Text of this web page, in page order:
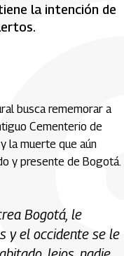
la intención de
busca rememorar a
Cementerio de
la muerte que aún
y presente de Bogotá.
Bogotá, le
y el occidente se le